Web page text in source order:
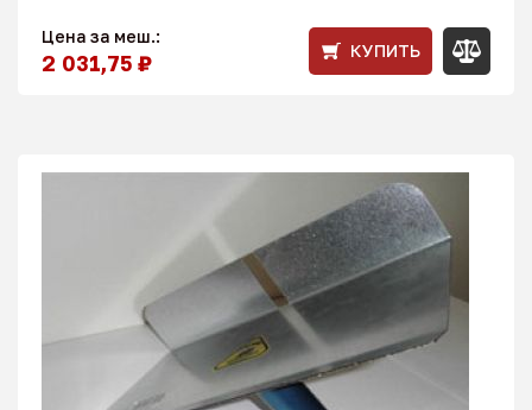
Цена за меш.:
2 031,75 ₽ КУПИТЬ